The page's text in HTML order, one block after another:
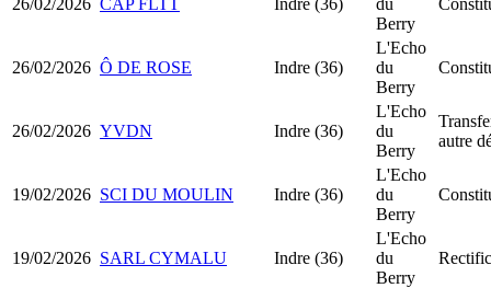
26/02/2026 CAP FLTT Indre (36)
du
Berry
26/02/2026 Ô DE ROSE Indre (36)
L'Echo
du
Berry
26/02/2026 YVDN Indre (36)
L'Echo
du
Berry
autre
19/02/2026 SCI DU MOULIN Indre (36)
L'Echo
du
Berry
19/02/2026 SARL CYMALU Indre (36)
L'Echo
du
Berry